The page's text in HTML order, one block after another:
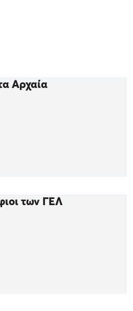
Αρχαία
των ΓΕΛ